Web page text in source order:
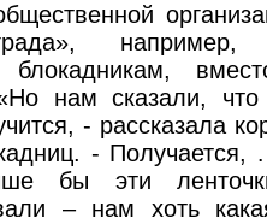
например,
нам сказали, что
- рассказала
- Получается,
бы эти
– нам хоть